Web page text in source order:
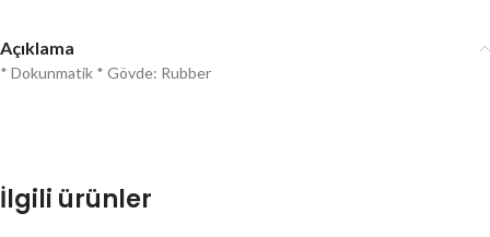
Açıklama
* Dokunmatik * Gövde: Rubber
İlgili ürünler